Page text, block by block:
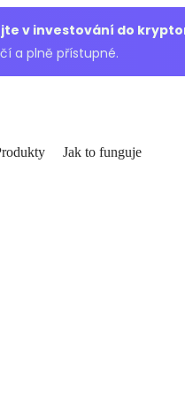
v investování do
a plně přístupné.
Jak to funguje